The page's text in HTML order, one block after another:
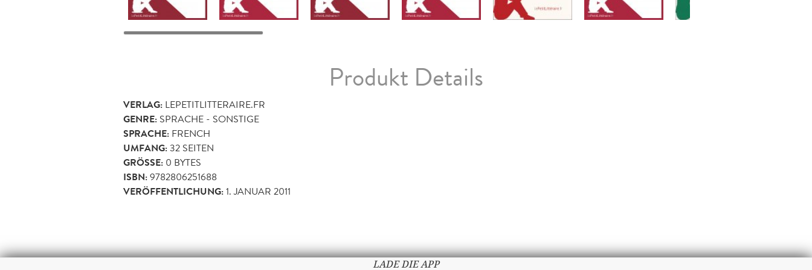
Produkt Details
VERLAG: LEPETITLITTERAIRE.FR
GENRE: SPRACHE - SONSTIGE
SPRACHE: FRENCH
UMFANG:32 SEITEN
GRÖSSE: 0 BYTES
ISBN:9782806251688
VERÖFFENTLICHUNG:1. JANUAR 2011
LADE DIE APP